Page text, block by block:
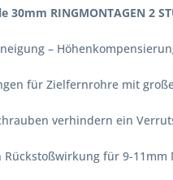
30mm RINGMONTAGEN 2
–
für Zielfernrohre mit
verhindern ein
Rückstoßwirkung für 9-11mm